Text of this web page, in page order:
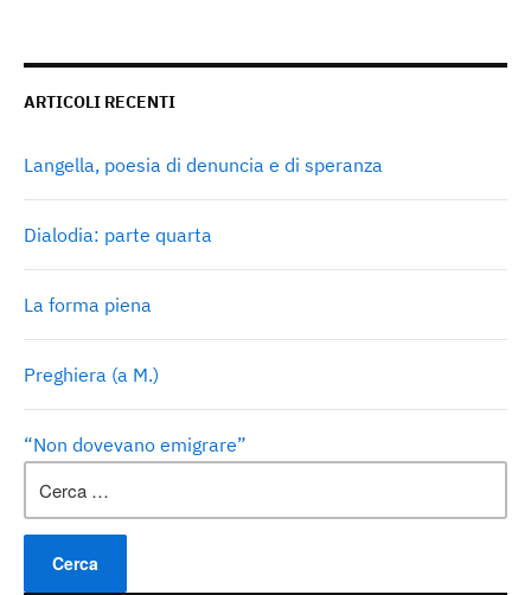
ARTICOLI RECENTI
Langella, poesia di denuncia e di speranza
Dialodia: parte quarta
La forma piena
Preghiera (a M.)
“Non dovevano emigrare”
per: